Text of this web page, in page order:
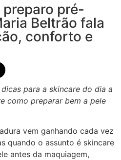
preparo pré-
Beltrão fala
conforto e
para a skincare do dia a
como preparar bem a pele
vem ganhando cada vez
quando o assunto é skincare
antes da maquiagem,